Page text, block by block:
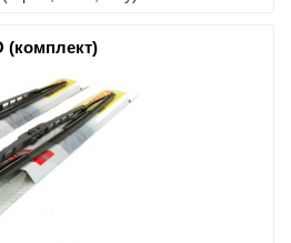
(комплект)